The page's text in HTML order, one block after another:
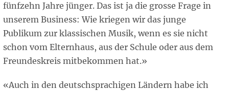
fünfzehn Jahre jünger. Das ist ja die grosse Frage in
unserem Business: Wie kriegen wir das junge
Publikum zur klassischen Musik, wenn es sie nicht
schon vom Elternhaus, aus der Schule oder aus dem
Freundeskreis mitbekommen hat.»
«Auch in den deutschsprachigen Ländern habe ich